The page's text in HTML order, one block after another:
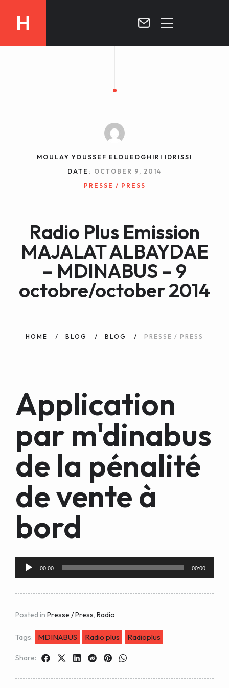
H
MOROCCO NOW !
MOROCCO :: MY COUNTRY
BLOG
TV
WEB AND PORTALS
OTHER / AUTRES
MOULAY YOUSSEF ELOUEDGHIRI IDRISSI
DATE: OCTOBER 9, 2014
PRESSE / PRESS
Radio Plus Emission
MAJALAT ALBAYDAE
– MDINABUS – 9
octobre/october 2014
HOME BLOG BLOG PRESSE / PRESS
Application
par m'dinabus
de la pénalité
de vente à
bord
Audio
Player
00:00 00:00
Posted in Presse / Press, Radio
Tags: MDINABUS Radio plus Radioplus
Share: